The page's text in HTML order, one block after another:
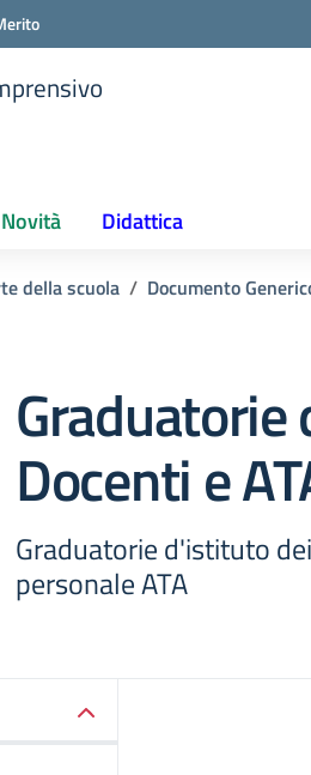
Novità Didattica
della scuola Documento
Graduatorie
Docenti e
Graduatorie d'istituto
personale ATA